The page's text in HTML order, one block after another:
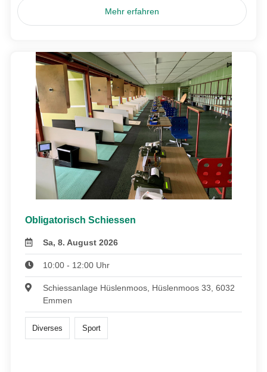
Mehr erfahren
Obligatorisch Schiessen
Sa, 8. August 2026
10:00 - 12:00 Uhr
Schiessanlage Hüslenmoos, Hüslenmoos 33, 6032
Emmen
Diverses Sport